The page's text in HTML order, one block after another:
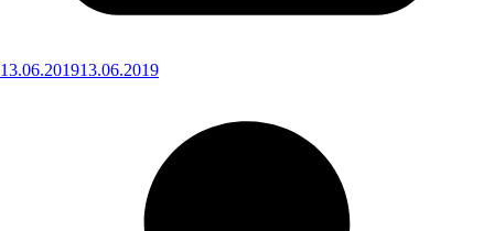
13.06.201913.06.2019